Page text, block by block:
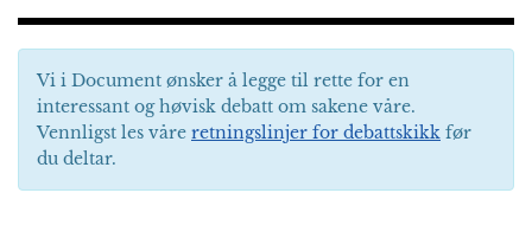
Vi i Document ønsker å legge til rette for en
interessant og høvisk debatt om sakene våre.
Vennligst les våre retningslinjer for debattskikk før
du deltar.